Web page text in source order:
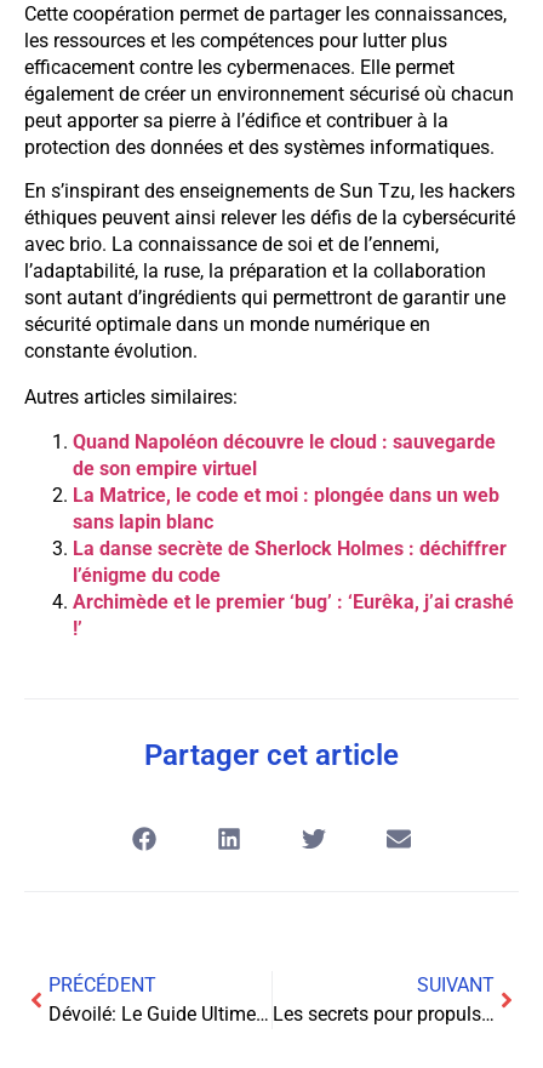
Cette coopération permet de partager les connaissances,
les ressources et les compétences pour lutter plus
efficacement contre les cybermenaces. Elle permet
également de créer un environnement sécurisé où chacun
peut apporter sa pierre à l’édifice et contribuer à la
protection des données et des systèmes informatiques.
En s’inspirant des enseignements de Sun Tzu, les hackers
éthiques peuvent ainsi relever les défis de la cybersécurité
avec brio. La connaissance de soi et de l’ennemi,
l’adaptabilité, la ruse, la préparation et la collaboration
sont autant d’ingrédients qui permettront de garantir une
sécurité optimale dans un monde numérique en
constante évolution.
Autres articles similaires:
Quand Napoléon découvre le cloud : sauvegarde
de son empire virtuel
La Matrice, le code et moi : plongée dans un web
sans lapin blanc
La danse secrète de Sherlock Holmes : déchiffrer
l’énigme du code
Archimède et le premier ‘bug’ : ‘Eurêka, j’ai crashé
!’
Partager cet article
PRÉCÉDENT
Dévoilé: Le Guide Ultime pour Créer un Blog Rentable en Partant de Zéro
SUIVANT
Les secrets pour propulser votre chaîne de streaming Apex Legends vers de nouveaux sommets